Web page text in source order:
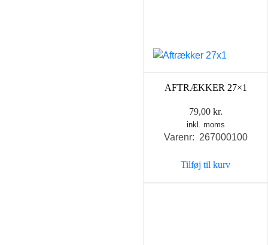
AFTRÆKKER 27×1
79,00 kr.
inkl. moms
Varenr: 267000100
Tilføj til kurv